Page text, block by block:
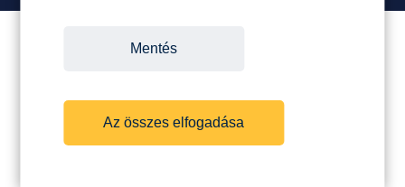
Itt követheted a Prangl-t:
Cookies Kapcsolat Impresszum
Adatvédelem
Downloads Bejelentő rendszer
Mentés
Az összes elfogadása